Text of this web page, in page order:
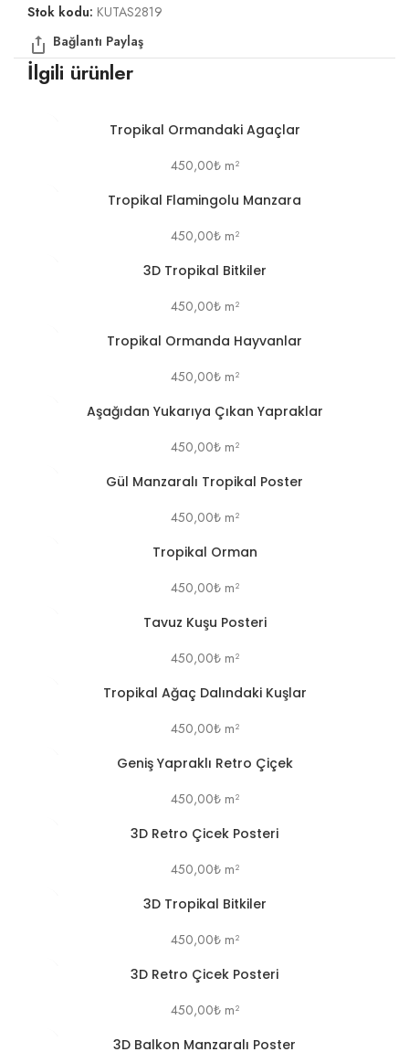
Stok kodu: KUTAS2819
İlgili ürünler
Tropikal Ormandaki Agaçlar
450,00₺m²
Tropikal Flamingolu Manzara
450,00₺m²
3D Tropikal Bitkiler
450,00₺m²
Tropikal Ormanda Hayvanlar
450,00₺m²
Aşağıdan Yukarıya Çıkan Yapraklar
450,00₺m²
Gül Manzaralı Tropikal Poster
450,00₺m²
Tropikal Orman
450,00₺m²
Tavuz Kuşu Posteri
450,00₺m²
Tropikal Ağaç Dalındaki Kuşlar
450,00₺m²
Geniş Yapraklı Retro Çiçek
450,00₺m²
3D Retro Çicek Posteri
450,00₺m²
3D Tropikal Bitkiler
450,00₺m²
3D Retro Çicek Posteri
450,00₺m²
3D Balkon Manzaralı Poster